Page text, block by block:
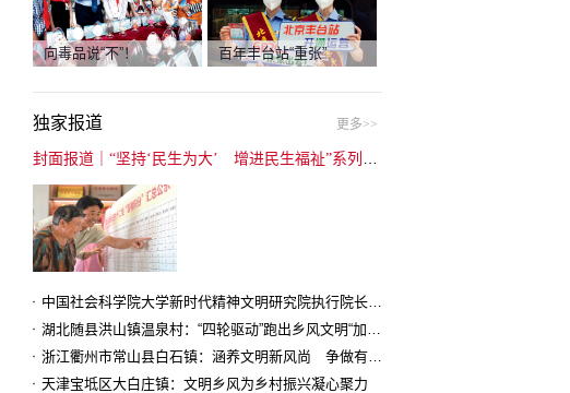
向毒品说“不”！ 百年丰台站“重张”
独家报道 更多>>
中国社会科学院大学新时代精神文明研究院执行院长王维国：文明村镇创建为乡村注入持久发展动力
湖北随县洪山镇温泉村：“四轮驱动”跑出乡风文明“加速度”
浙江衢州市常山县白石镇：涵养文明新风尚 争做有礼白石人
天津宝坻区大白庄镇：文明乡风为乡村振兴凝心聚力